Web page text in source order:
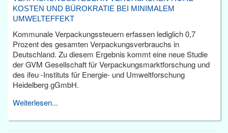
KOSTEN UND BÜROKRATIE BEI MINIMALEM
UMWELTEFFEKT
Kommunale Verpackungssteuern erfassen lediglich 0,7
Prozent des gesamten Verpackungsverbrauchs in
Deutschland. Zu diesem Ergebnis kommt eine neue Studie
der GVM Gesellschaft für Verpackungsmarktforschung und
des ifeu -Instituts für Energie- und Umweltforschung
Heidelberg gGmbH.
Weiterlesen...